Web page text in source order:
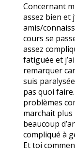
Concernant
assez bien et
amis/
cours se
assez
fatiguée et
remarquer
suis
pas quoi
problèmes
marchait plus
beaucoup
compliqué à
Et toi